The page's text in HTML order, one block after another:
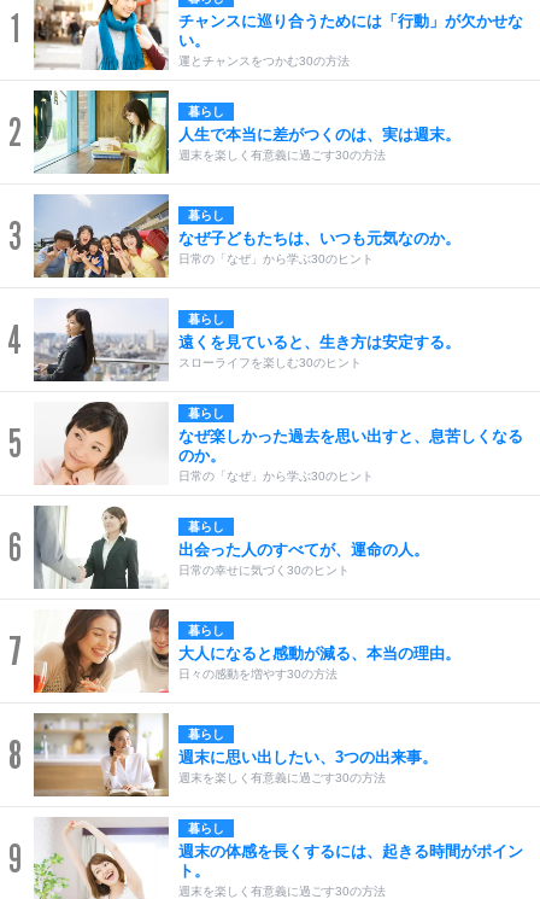
1
チャンスに巡り合うためには「行動」が欠かせな
い。
運とチャンスをつかむ30の方法
2 暮らし
人生で本当に差がつくのは、実は週末。
週末を楽しく有意義に過ごす30の方法
3 暮らし
なぜ子どもたちは、いつも元気なのか。
日常の「なぜ」から学ぶ30のヒント
4 暮らし
遠くを見ていると、生き方は安定する。
スローライフを楽しむ30のヒント
5
暮らし
なぜ楽しかった過去を思い出すと、息苦しくなる
のか。
日常の「なぜ」から学ぶ30のヒント
6 暮らし
出会った人のすべてが、運命の人。
日常の幸せに気づく30のヒント
7 暮らし
大人になると感動が減る、本当の理由。
日々の感動を増やす30の方法
8 暮らし
週末に思い出したい、3つの出来事。
週末を楽しく有意義に過ごす30の方法
9
暮らし
週末の体感を長くするには、起きる時間がポイン
ト。
週末を楽しく有意義に過ごす30の方法